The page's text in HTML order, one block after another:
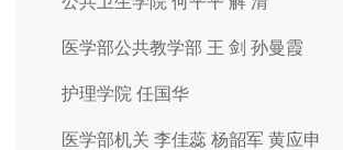
医学部公共教学部 王 剑 孙曼霞
护理学院 任国华
医学部机关 李佳蕊 杨韶军 黄应申